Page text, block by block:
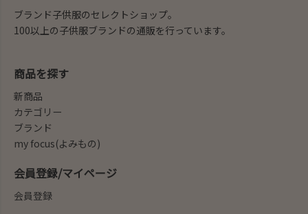
ブランド子供服のセレクトショップ。
100以上の子供服ブランドの通販を行っています。
商品を探す
新商品
カテゴリー
ブランド
my focus(よみもの)
会員登録/マイページ
会員登録